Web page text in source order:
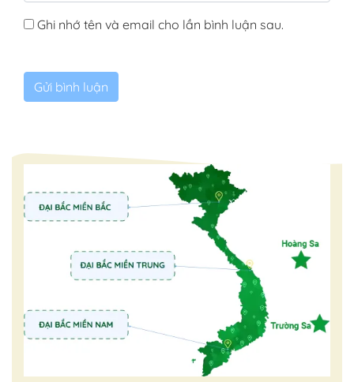
Ghi nhớ tên và email cho lần bình luận sau.